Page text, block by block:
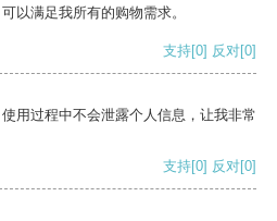
以满足我所有的购物需求。
支持[0] 反对[0]
用过程中不会泄露个人信息，让我非常
支持[0] 反对[0]